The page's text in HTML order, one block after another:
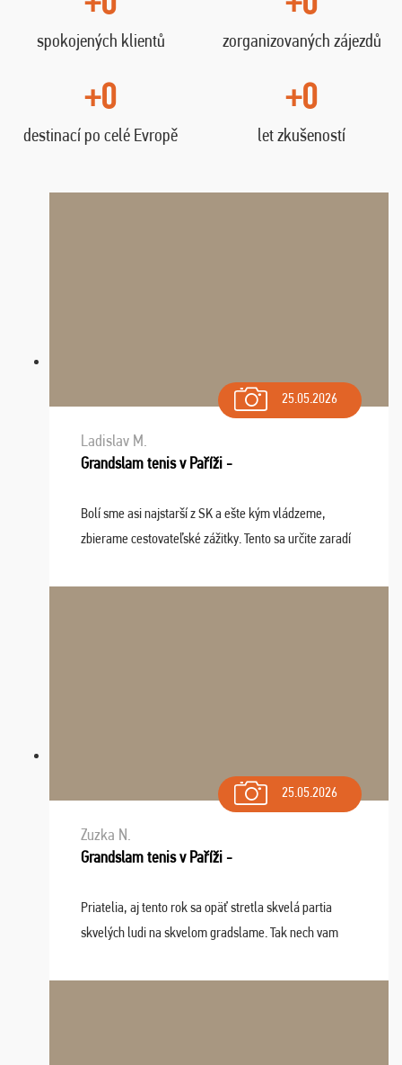
spokojených klientů zorganizovaných zájezdů
+0
destinací po celé Evropě
+0
let zkušeností
25.05.2026
Ladislav M.
Grandslam tenis v Paříži -
Bolí sme asi najstarší z SK a ešte kým vládzeme,
zbierame cestovateľské zážitky. Tento sa určite zaradí
osudu - pohodový šefík Meďo, dobrá parti ...
25.05.2026
Zuzka N.
Grandslam tenis v Paříži -
Priatelia, aj tento rok sa opäť stretla skvelá partia
skvelých ludi na skvelom gradslame. Tak nech vam
sa na budúci rok. Prajem vam este veľa ta ...